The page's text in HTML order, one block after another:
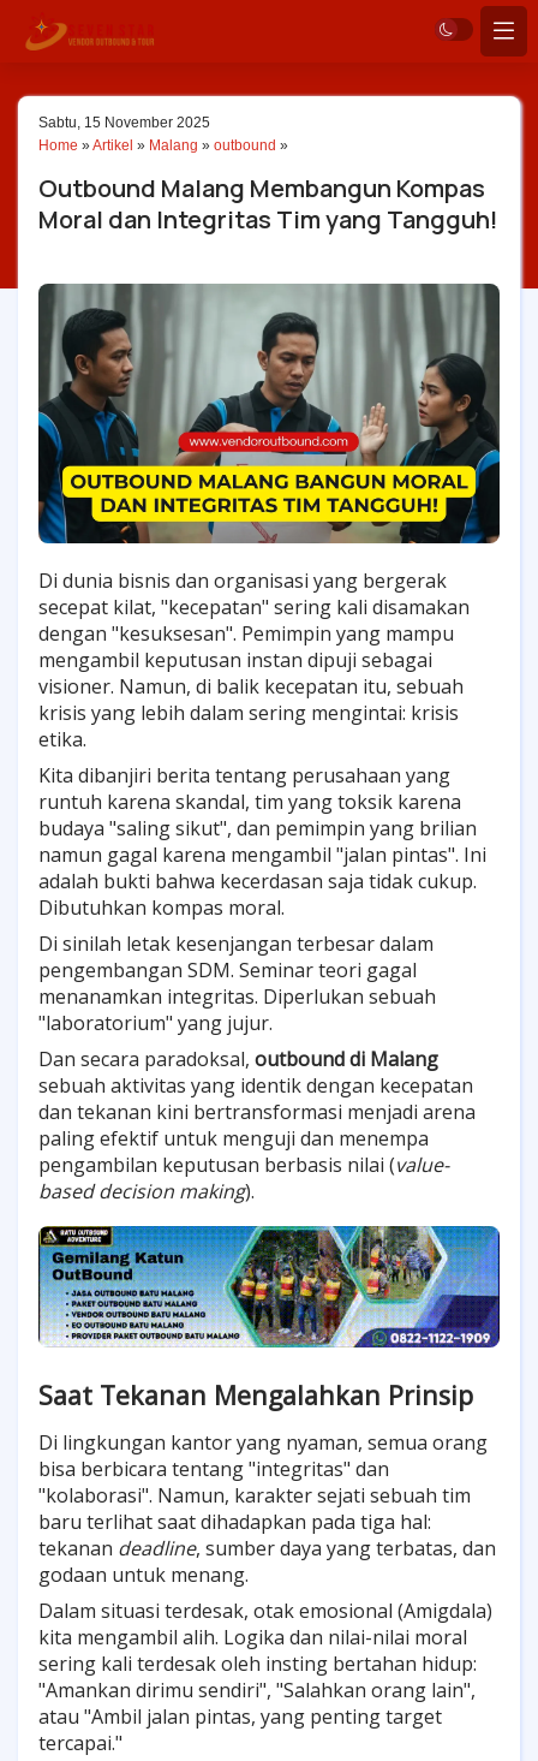
Sabtu, 15 November 2025
Home »Artikel » Malang » outbound »
Outbound Malang Membangun Kompas
Moral dan Integritas Tim yang Tangguh!
Di dunia bisnis dan organisasi yang bergerak
secepat kilat, "kecepatan" sering kali disamakan
dengan "kesuksesan". Pemimpin yang mampu
mengambil keputusan instan dipuji sebagai
visioner. Namun, di balik kecepatan itu, sebuah
krisis yang lebih dalam sering mengintai: krisis
etika.
Kita dibanjiri berita tentang perusahaan yang
runtuh karena skandal, tim yang toksik karena
budaya "saling sikut", dan pemimpin yang brilian
namun gagal karena mengambil "jalan pintas". Ini
adalah bukti bahwa kecerdasan saja tidak cukup.
Dibutuhkan kompas moral.
Di sinilah letak kesenjangan terbesar dalam
pengembangan SDM. Seminar teori gagal
menanamkan integritas. Diperlukan sebuah
"laboratorium" yang jujur.
Dan secara paradoksal, outbound di Malang
sebuah aktivitas yang identik dengan kecepatan
dan tekanan kini bertransformasi menjadi arena
paling efektif untuk menguji dan menempa
pengambilan keputusan berbasis nilai (value-
based decision making).
Saat Tekanan Mengalahkan Prinsip
Di lingkungan kantor yang nyaman, semua orang
bisa berbicara tentang "integritas" dan
"kolaborasi". Namun, karakter sejati sebuah tim
baru terlihat saat dihadapkan pada tiga hal:
tekanan deadline, sumber daya yang terbatas, dan
godaan untuk menang.
Dalam situasi terdesak, otak emosional (Amigdala)
kita mengambil alih. Logika dan nilai-nilai moral
sering kali terdesak oleh insting bertahan hidup:
"Amankan dirimu sendiri", "Salahkan orang lain",
atau "Ambil jalan pintas, yang penting target
tercapai."